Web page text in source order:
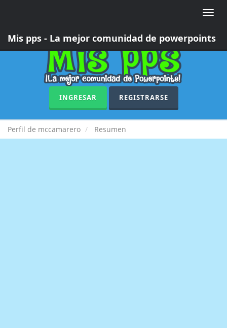
Toggle
Mis pps - La mejor comunidad de powerpoints
INGRESAR REGISTRARSE
Perfil de mccamarero Resumen